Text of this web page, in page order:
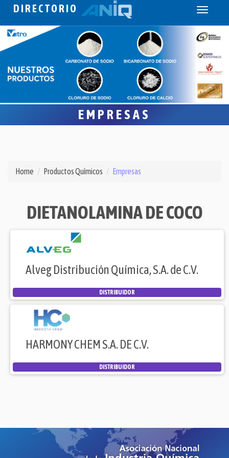
DIRECTORIO
Toggle
EMPRESAS
Home Productos Químicos Empresas
DIETANOLAMINA DE COCO
Alveg Distribución Química, S.A. de C.V.
DISTRIBUIDOR
HARMONY CHEM S.A. DE C.V.
DISTRIBUIDOR